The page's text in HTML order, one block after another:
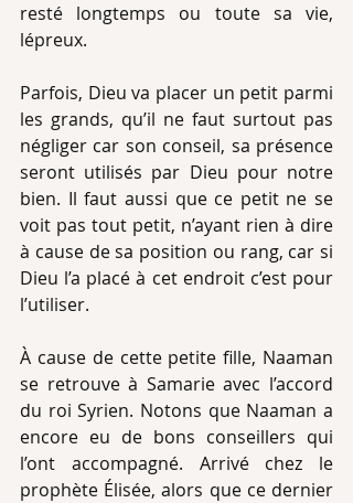
resté longtemps ou toute sa vie,
lépreux.
Parfois, Dieu va placer un petit parmi
les grands, qu’il ne faut surtout pas
négliger car son conseil, sa présence
seront utilisés par Dieu pour notre
bien. Il faut aussi que ce petit ne se
voit pas tout petit, n’ayant rien à dire
à cause de sa position ou rang, car si
Dieu l’a placé à cet endroit c’est pour
l’utiliser.
À cause de cette petite fille, Naaman
se retrouve à Samarie avec l’accord
du roi Syrien. Notons que Naaman a
encore eu de bons conseillers qui
l’ont accompagné. Arrivé chez le
prophète Élisée, alors que ce dernier